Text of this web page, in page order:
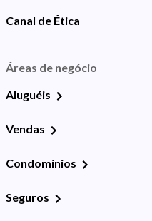
Canal de Ética
Áreas de negócio
Aluguéis
Vendas
Condomínios
Seguros